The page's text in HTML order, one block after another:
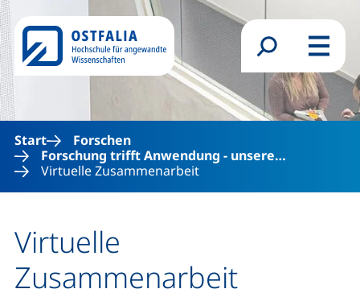
Direkt zum Inhalt
Suchformular
Menü
Start
Forschen
Forschung trifft Anwendung - unsere…
Virtuelle Zusammenarbeit
Virtuelle
Zusammenarbeit